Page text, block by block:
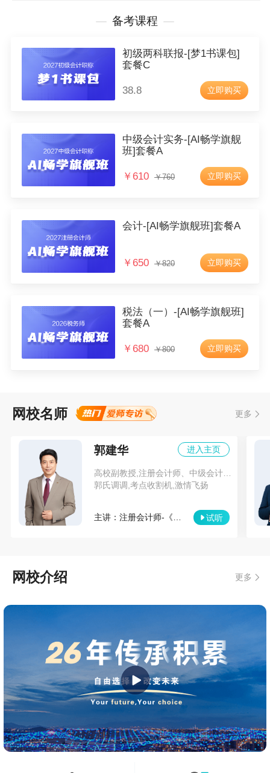
备考课程
初级两科联报-[梦1书课包]
套餐C
38.8 立即购买
中级会计实务-[AI畅学旗舰
班]套餐A
￥ 610 ￥760 立即购买
会计-[AI畅学旗舰班]套餐A
￥ 650 ￥820 立即购买
税法（一）-[AI畅学旗舰班]
套餐A
￥ 680 ￥800 立即购买
网校名师 更多
进入主页
郭建华
高校副教授,注册会计师、中级会计职称、资产评估师辅导专家
郭氏调调,考点收割机,激情飞扬
试听
网校介绍 更多
定要进行总结，需要准备好习题书：推荐应试指南，
保持良好的心态来面对考试。
杨雨佳
做错了的习题，多去总结归纳，最好每个科目有一个
错题本，将自己日常做错的题中掌握不好的知识点记
录在错题本上，平时多去看错题本巩固自己的薄弱之
选择适合自己的老师 态度和心态很重要！
制定适合自己的学习计划，选择适合自己的老师。
初级会计职称网校高分学员
接跳过，不会的再去听老师的讲解，这样记忆深刻还
能节省时间。做题的数量不在于多，而在于精。
张萌 中级会计职称网校状元
我的高分心得是要做一个详细的计划，听网课+做笔记
+刷题，找一个适合自己的老师，学习是一件辛苦的事
情，但是碰到有趣的老师，真的会轻松很多。
当大家明知备考的难度，却依旧选择报名考试，又何
尝不是英雄气概的体现！况且这一路上你并不孤单，
有正保网校的保驾护航...
张俊旺 注册会计师高分学员